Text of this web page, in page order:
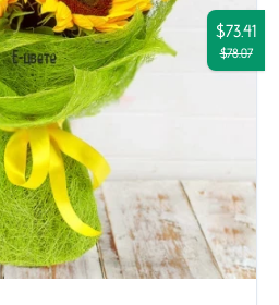
$73.41
$78.07